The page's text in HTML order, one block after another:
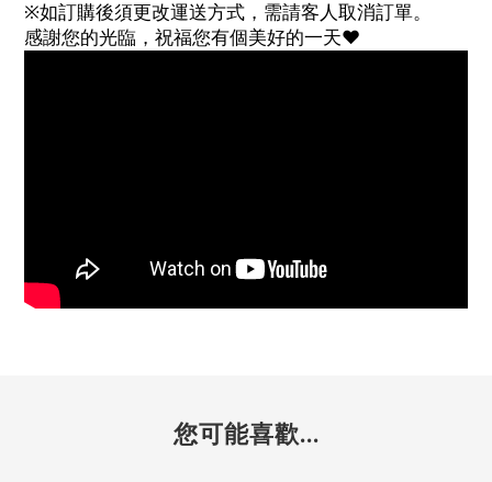
※如訂購後須更改運送方式，需請客人取消訂單。
感謝您的光臨，祝福您有個美好的一天♥
您可能喜歡...